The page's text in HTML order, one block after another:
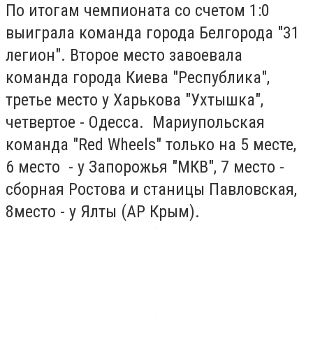
По итогам чемпионата со счетом 1:0
выиграла команда города Белгорода "31
легион". Второе место завоевала
команда города Киева "Республика",
третье место у Харькова "Ухтышка",
четвертое - Одесса. Мариупольская
команда "Red Wheels" только на 5 месте,
6 место - у Запорожья "МКВ", 7 место -
сборная Ростова и станицы Павловская,
8место - у Ялты (АР Крым).